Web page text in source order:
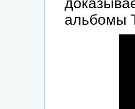
альбомы